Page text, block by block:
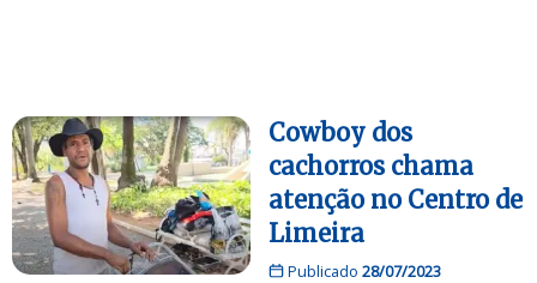
Cowboy dos
cachorros chama
atenção no Centro de
Limeira
Publicado 28/07/2023